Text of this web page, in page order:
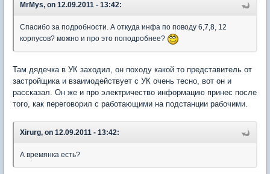
MrMys, on 12.09.2011 - 13:42:
Спасибо за подробности. А откуда инфа по поводу 6,7,8, 12
корпусов? можно и про это поподробнее?
Там дядечка в УК заходил, он походу какой то представитель от
застройщика и взаимодействует с УК очень тесно, вот он и
рассказал. Он же и про электричество информацию принес после
того, как переговорил с работающими на подстанции рабочими.
Xirurg, on 12.09.2011 - 13:42:
А времянка есть?